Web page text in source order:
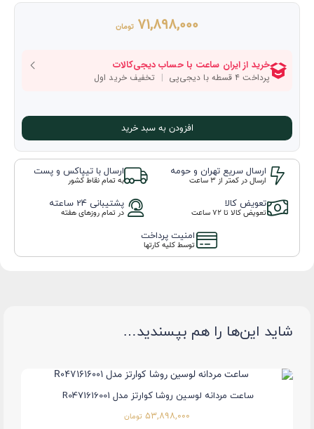
71,898,000 تومان
افزودن به سبد خرید
ارسال سریع تهران و حومه
ارسال در کمتر از 3 ساعت
ارسال با تیپاکس و پست
به تمام نقاط کشور
تعویض کالا
تعویض کالا تا ۷۲ ساعت
پشتیبانی 24 ساعته
در تمام روزهای هفته
امنیت پرداخت
توسط کلیه کارتها
شاید این‌ها را هم بپسندید…
ساعت مردانه لوسین روشا کوارتز مدل R0471616001
53,898,000 تومان